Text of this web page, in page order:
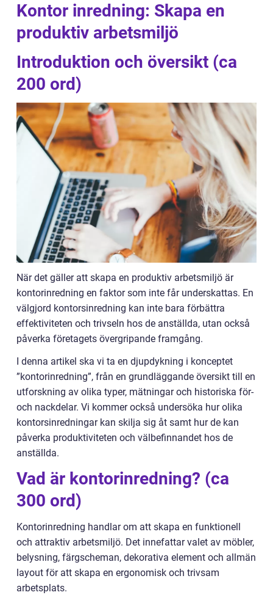
Kontor inredning: Skapa en
produktiv arbetsmiljö
Introduktion och översikt (ca
200 ord)
När det gäller att skapa en produktiv arbetsmiljö är
kontorinredning en faktor som inte får underskattas. En
välgjord kontorsinredning kan inte bara förbättra
effektiviteten och trivseln hos de anställda, utan också
påverka företagets övergripande framgång.
I denna artikel ska vi ta en djupdykning i konceptet
”kontorinredning”, från en grundläggande översikt till en
utforskning av olika typer, mätningar och historiska för-
och nackdelar. Vi kommer också undersöka hur olika
kontorsinredningar kan skilja sig åt samt hur de kan
påverka produktiviteten och välbefinnandet hos de
anställda.
Vad är kontorinredning? (ca
300 ord)
Kontorinredning handlar om att skapa en funktionell
och attraktiv arbetsmiljö. Det innefattar valet av möbler,
belysning, färgscheman, dekorativa element och allmän
layout för att skapa en ergonomisk och trivsam
arbetsplats.